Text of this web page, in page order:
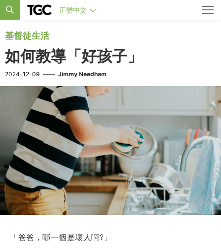
正體中文
基督徒生活
如何教導「好孩子」
2024-12-09 —— Jimmy Needham
「爸爸，哪一個是壞人啊?」